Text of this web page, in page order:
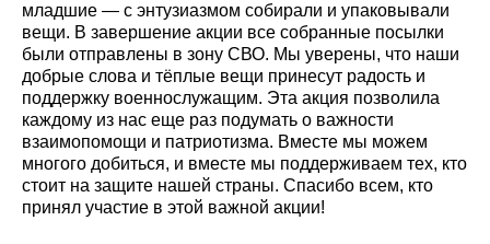
младшие — с энтузиазмом собирали и упаковывали
вещи. В завершение акции все собранные посылки
были отправлены в зону СВО. Мы уверены, что наши
добрые слова и тёплые вещи принесут радость и
поддержку военнослужащим. Эта акция позволила
каждому из нас еще раз подумать о важности
взаимопомощи и патриотизма. Вместе мы можем
многого добиться, и вместе мы поддерживаем тех, кто
стоит на защите нашей страны. Спасибо всем, кто
принял участие в этой важной акции!